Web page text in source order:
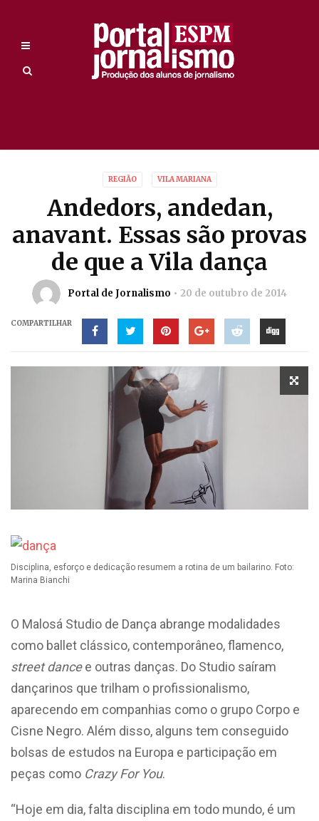
REGIÃO VILA MARIANA
Andedors, andedan,
anavant. Essas são provas
de que a Vila dança
Portal de Jornalismo 20 de outubro de 2014
COMPARTILHAR
Disciplina, esforço e dedicação resumem a rotina de um bailarino. Foto:
Marina Bianchi
O Malosá Studio de Dança abrange modalidades
como ballet clássico, contemporâneo, flamenco,
street dancee outras danças. Do Studio saíram
dançarinos que trilham o profissionalismo,
aparecendo em companhias como o grupo Corpo e
Cisne Negro. Além disso, alguns tem conseguido
bolsas de estudos na Europa e participação em
peças como Crazy For You.
“Hoje em dia, falta disciplina em todo mundo, é um